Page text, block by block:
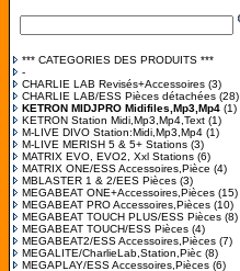
*** CATEGORIES DES PRODUITS ***
-
CHARLIE LAB Revisés+Accessoires (3)
CHARLIE LAB/ESS Pièces détachées (28)
KETRON MIDJPRO Midifiles,Mp3,Mp4 (1)
KETRON Station Midi,Mp3,Mp4,Text (1)
M-LIVE DIVO Station:Midi,Mp3,Mp4 (1)
M-LIVE MERISH 5 & 5+ Stations (3)
MATRIX EVO, EVO2, Xxl Stations (6)
MATRIX ONE/ESS Accessoires,Pièce (4)
MBLASTER 1 & 2/EES Pièces (3)
MEGABEAT ONE+Accessoires,Pièces (15)
MEGABEAT PRO Accessoires,Pièces (10)
MEGABEAT TOUCH PLUS/ESS Pièces (8)
MEGABEAT TOUCH/ESS Pièces (4)
MEGABEAT2/ESS Accessoires,Pièces (7)
MEGALITE/CharlieLab,Station,Pièc (8)
MEGAPLAY/ESS Accessoires,Pièces (6)